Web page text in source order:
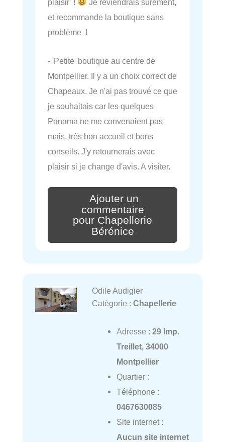
plaisir !
Je reviendrais sûrement,
et recommande la boutique sans
problème !
- 'Petite' boutique au centre de
Montpellier. Il y a un choix correct de
Chapeaux. Je n'ai pas trouvé ce que
je souhaitais car les quelques
Panama ne me convenaient pas
mais, très bon accueil et bons
conseils. J'y retournerais avec
plaisir si je change d'avis. A visiter.
Ajouter un
commentaire
pour Chapellerie
Bérénice
Odile Audigier
Catégorie : Chapellerie
Adresse : 29 Imp.
Treillet, 34000
Montpellier
Quartier :
Téléphone :
0467630085
Site internet :
Aucun site internet